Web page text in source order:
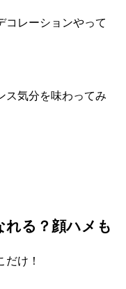
コレーションやって
ス気分を味わってみ
れる？顔ハメも
け！